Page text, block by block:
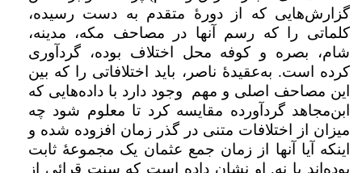
گزارش‌هایی که از دورۀ متقدم به دست رسیده،
کلماتی را که رسم آنها در مصاحف مکه، مدینه،
شام، بصره و کوفه محل اختلاف بوده، گردآوری
کرده است. به‌عقیدۀ ناصر، باید اختلافاتی را که بین
این مصاحف اصلی و مهم وجود دارد با داده‌هایی که
ابن‌مجاهد گردآورده مقایسه کرد تا معلوم شود چه
میزان از اختلافات متنی در گذر زمان افزوده شده و
اینکه آیا آنها از زمان جمع عثمان یک مجموعۀ ثابت
بوده‌اند یا نه. او نشان داده است که سنت قرائی از